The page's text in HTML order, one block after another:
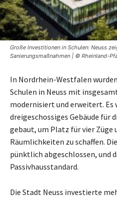
Große Investitionen in Schulen: Neuss
Sanierungsmaßnahmen | © Rheinland-
In Nordrhein-Westfalen
Schulen in Neuss mit
modernisiert und erweitert. Es
dreigeschossiges Gebäude für
gebaut, um Platz für vier Züge
Räumlichkeiten zu schaffen.
pünktlich abgeschlossen, und
Passivhausstandard.
Die Stadt Neuss investierte